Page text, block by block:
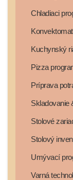
Chladiaci
Kuchynský
Pizza
Príprava
Skladovanie
Stolové
Stolový
Umývací
Varná